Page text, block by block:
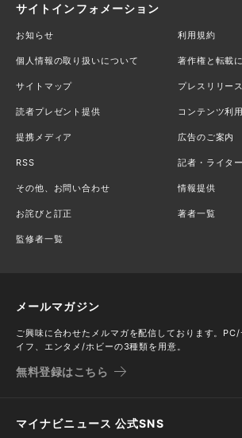
サイトインフォメーション
お知らせ 利用規約
個人情報の取り扱いについて 著作権と転載
サイトマップ プレスリリー
読者プレゼント提供 コンテンツ利
提携メディア 広告のご案内
RSS 記者・ライタ
その他、お問い合わせ 情報提供
お詫びと訂正 著者一覧
監修者一覧
メールマガジン
ご興味に合わせたメルマガを配信しております。
イフ、エンタメ/ホビーの3種類を用意。
無料登録はこちら
マイナビニュース 公式SNS